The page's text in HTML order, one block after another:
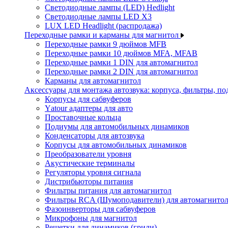
Светодиодные лампы (LED) Hedlight
Светодиодные лампы LED X3
LUX LED Headlight (распродажа)
Переходные рамки и карманы для магнитол
Переходные рамки 9 дюймов MFB
Переходные рамки 10 дюймов MFA, MFAB
Переходные рамки 1 DIN для автомагнитол
Переходные рамки 2 DIN для автомагнитол
Карманы для автомагнитол
Аксессуары для монтажа автозвука: корпуса, фильтры,
Корпусы для сабвуферов
Yаtour адаптеры для авто
Проставочные кольца
Подиумы для автомобильных динамиков
Конденсаторы для автозвука
Корпусы для автомобильных динамиков
Преобразователи уровня
Акустические терминалы
Регуляторы уровня сигнала
Дистрибьюторы питания
Фильтры питания для автомагнитол
Фильтры RCA (Шумоподавители) для автомагнитол
Фазоинверторы для сабвуферов
Микрофоны для магнитол